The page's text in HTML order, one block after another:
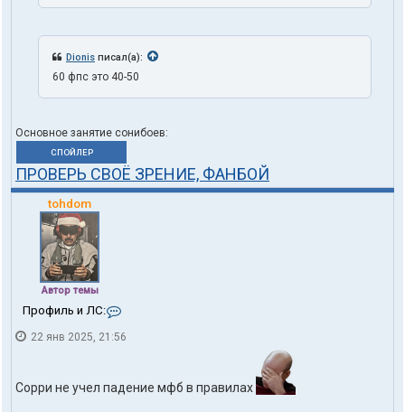
Dionis писал(а):
60 фпс это 40-50
Основное занятие сонибоев:
СПОЙЛЕР
ПРОВЕРЬ СВОЁ ЗРЕНИЕ, ФАНБОЙ
tohdom
Автор темы
Профиль и ЛС:
н
т
22 янв 2025, 21:56
Сорри не учел падение мфб в правилах